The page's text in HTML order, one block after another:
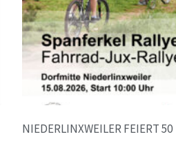
NIEDERLINXWEILER FEIERT 50